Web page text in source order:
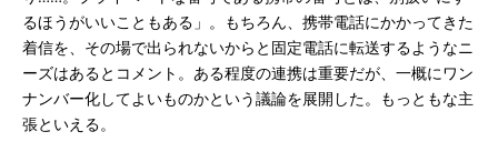
るほうがいいこともある」。もちろん、携帯電話にかかってきた
着信を、その場で出られないからと固定電話に転送するようなニ
ーズはあるとコメント。ある程度の連携は重要だが、一概にワン
ナンバー化してよいものかという議論を展開した。もっともな主
張といえる。